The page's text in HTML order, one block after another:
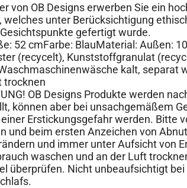
von OB Designs erwerben Sie ein
welches unter Berücksichtigung
gefertigt wurde.
52 cmFarbe: BlauMaterial: Außen:
(recycelt), Kunststoffgranulat
kalt, separat
trocknen
OB Designs Produkte werden
können aber bei unsachgemäßem
Erstickungsgefahr werden. Bitte
und beim ersten Anzeichen von
und immer unter Aufsicht von
waschen und an der Luft
überprüfen. Nicht unbeaufsichtigt bei